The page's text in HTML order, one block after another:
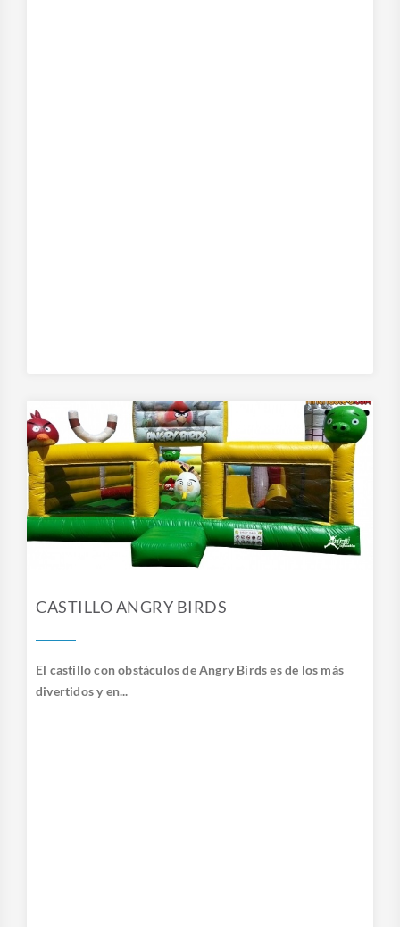
CASTILLO ANGRY BIRDS
El castillo con obstáculos de Angry Birds es de los más
divertidos y en...